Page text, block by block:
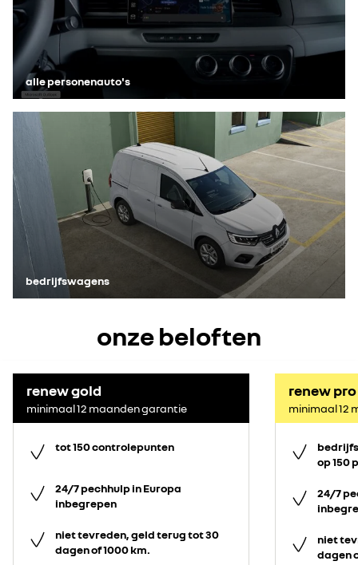
alle personenauto's
bedrijfswagens
onze beloften
renew gold
minimaal 12 maanden garantie
tot 150 controlepunten
24/7 pechhulp in Europa
inbegrepen
niet tevreden, geld terug tot 30
dagen of 1000 km.
renew pro
minimaal 12
op 150
24/7
niet
dagen